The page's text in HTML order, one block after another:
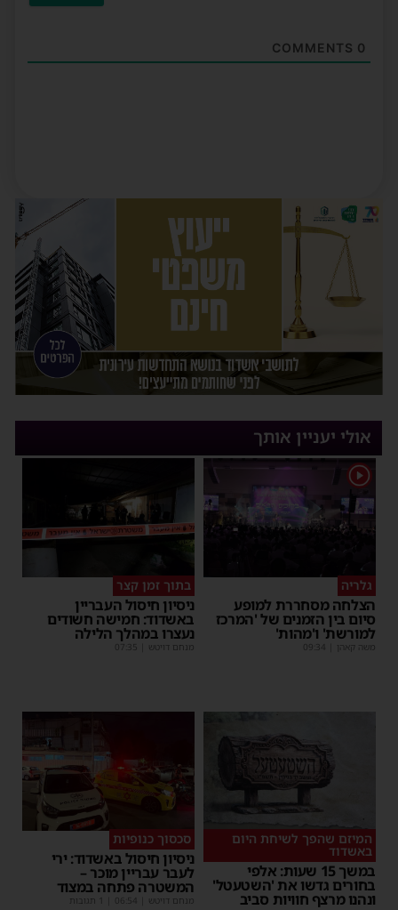
0
אולי יעניין אותך
1
גלריה
הצלחה מסחררת למופע
סיום בין הזמנים של 'המרכז
למורשת' ו'מהות'
משה קאהן 09:34
בתוך זמן קצר
ניסיון חיסול העבריין
באשדוד: חמישה חשודים
נעצרו במהלך הלילה
מנחם דויטש 07:35
המיזם שהפך לשיחת היום
באשדוד
במשך 15 שעות: אלפי
בחורים גדשו את 'השטעטל'
ונהנו מרצף חוויות סביב
סכסוך כנופיות
ניסיון חיסול באשדוד: ירי
לעבר עבריין מוכר –
המשטרה פתחה במצוד
מנחם דויטש 06:54